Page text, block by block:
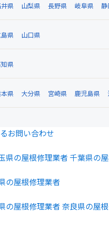
県 山梨県 長野県 岐阜県
県 山口県
県
県 大分県 宮崎県 鹿児島県
お問い合わせ
県の屋根修理業者千葉県の
の屋根修理業者
の屋根修理業者奈良県の屋